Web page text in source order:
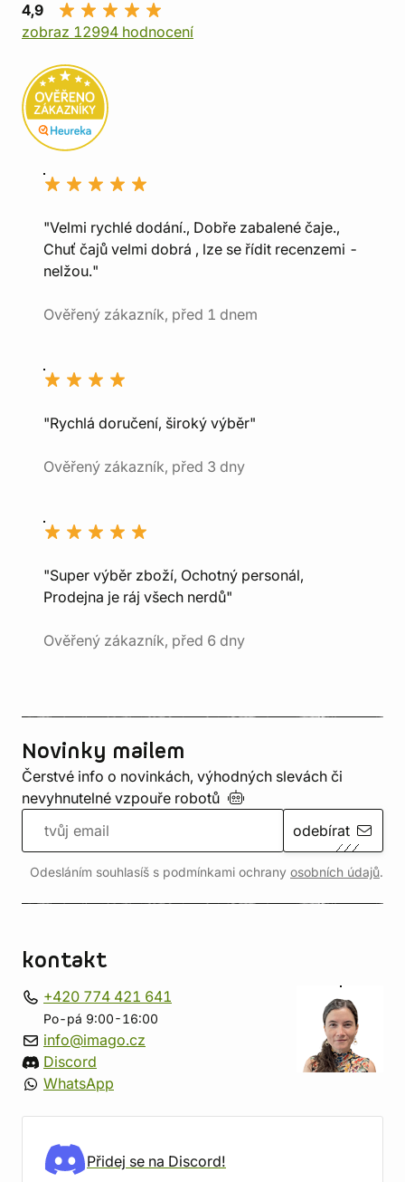
4,9
zobraz 12994 hodnocení
"Velmi rychlé dodání., Dobře zabalené čaje.,
Chuť čajů velmi dobrá , lze se řídit recenzemi -
nelžou."
Ověřený zákazník, před 1 dnem
"Rychlá doručení, široký výběr"
Ověřený zákazník, před 3 dny
"Super výběr zboží, Ochotný personál,
Prodejna je ráj všech nerdů"
Ověřený zákazník, před 6 dny
Novinky mailem
Čerstvé info o novinkách, výhodných slevách či
nevyhnutelné vzpouře robotů
odebírat
Odesláním souhlasíš s podmínkami ochrany osobních údajů.
kontakt
+420 774 421 641
Po-pá 9:00-16:00
info@imago.cz
Discord
WhatsApp
Přidej se na Discord!